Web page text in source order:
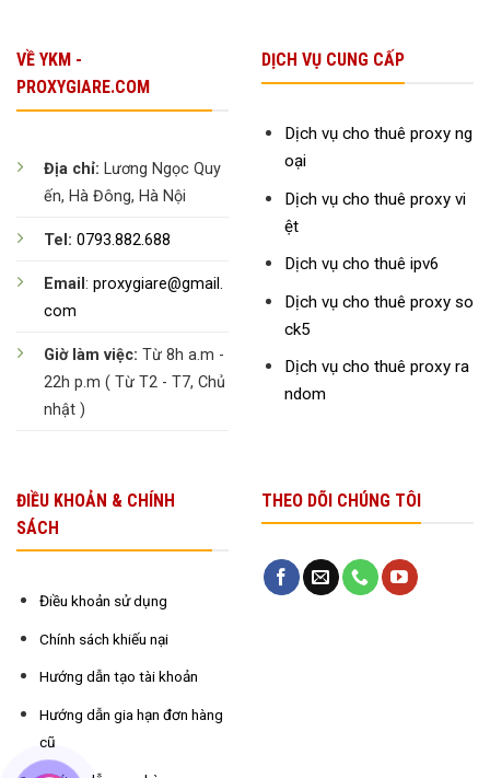
VỀ YKM -
PROXYGIARE.COM
Địa chỉ: Lương Ngọc Quy
ến, Hà Đông, Hà Nội
Tel: 0793.882.688
Email : proxygiare@gmail.
com
Giờ làm việc: Từ 8h a.m -
22h p.m ( Từ T2 - T7, Chủ
nhật )
DỊCH VỤ CUNG CẤP
Dịch vụ cho thuê proxy ng
oại
Dịch vụ cho thuê proxy vi
ệt
Dịch vụ cho thuê ipv6
Dịch vụ cho thuê proxy so
ck5
Dịch vụ cho thuê proxy ra
ndom
ĐIỀU KHOẢN & CHÍNH
SÁCH
Điều khoản sử dụng
Chính sách khiếu nại
Hướng dẫn tạo tài khoản
Hướng dẫn gia hạn đơn hàng
cũ
THEO DÕI CHÚNG TÔI